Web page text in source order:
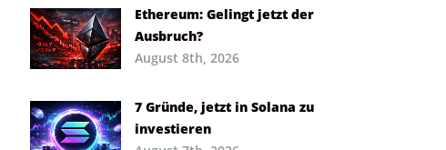
Ethereum: Gelingt jetzt der
Ausbruch?
August 8th, 2026
7 Gründe, jetzt in Solana zu
investieren